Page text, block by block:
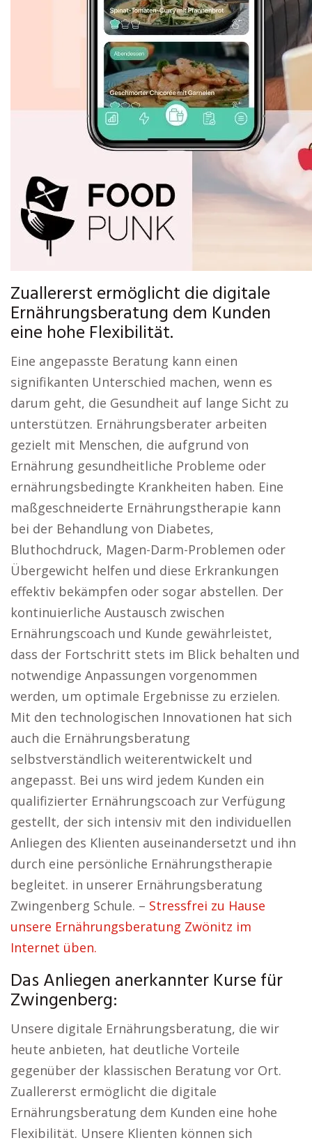
Zuallererst ermöglicht die digitale
Ernährungsberatung dem Kunden
eine hohe Flexibilität.
Eine angepasste Beratung kann einen
signifikanten Unterschied machen, wenn es
darum geht, die Gesundheit auf lange Sicht zu
unterstützen. Ernährungsberater arbeiten
gezielt mit Menschen, die aufgrund von
Ernährung gesundheitliche Probleme oder
ernährungsbedingte Krankheiten haben. Eine
maßgeschneiderte Ernährungstherapie kann
bei der Behandlung von Diabetes,
Bluthochdruck, Magen-Darm-Problemen oder
Übergewicht helfen und diese Erkrankungen
effektiv bekämpfen oder sogar abstellen. Der
kontinuierliche Austausch zwischen
Ernährungscoach und Kunde gewährleistet,
dass der Fortschritt stets im Blick behalten und
notwendige Anpassungen vorgenommen
werden, um optimale Ergebnisse zu erzielen.
Mit den technologischen Innovationen hat sich
auch die Ernährungsberatung
selbstverständlich weiterentwickelt und
angepasst. Bei uns wird jedem Kunden ein
qualifizierter Ernährungscoach zur Verfügung
gestellt, der sich intensiv mit den individuellen
Anliegen des Klienten auseinandersetzt und ihn
durch eine persönliche Ernährungstherapie
begleitet. in unserer Ernährungsberatung
Zwingenberg Schule. – Stressfrei zu Hause
unsere Ernährungsberatung Zwönitz im
Internet üben.
Das Anliegen anerkannter Kurse für
Zwingenberg:
Unsere digitale Ernährungsberatung, die wir
heute anbieten, hat deutliche Vorteile
gegenüber der klassischen Beratung vor Ort.
Zuallererst ermöglicht die digitale
Ernährungsberatung dem Kunden eine hohe
Flexibilität. Unsere Klienten können sich